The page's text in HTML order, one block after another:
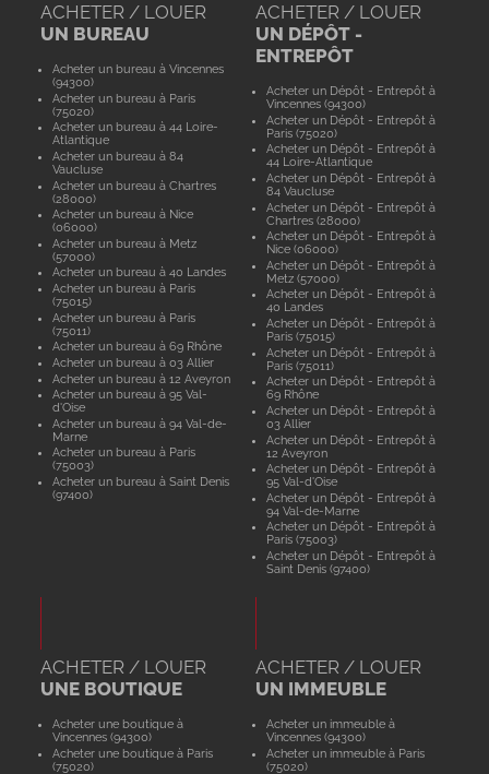
ACHETER / LOUER
UN BUREAU
Acheter un bureau à Vincennes
(94300)
Acheter un bureau à Paris
(75020)
Acheter un bureau à 44 Loire-
Atlantique
Acheter un bureau à 84
Vaucluse
Acheter un bureau à Chartres
(28000)
Acheter un bureau à Nice
(06000)
Acheter un bureau à Metz
(57000)
Acheter un bureau à 40 Landes
Acheter un bureau à Paris
(75015)
Acheter un bureau à Paris
(75011)
Acheter un bureau à 69 Rhône
Acheter un bureau à 03 Allier
Acheter un bureau à 12 Aveyron
Acheter un bureau à 95 Val-
d'Oise
Acheter un bureau à 94 Val-de-
Marne
Acheter un bureau à Paris
(75003)
Acheter un bureau à Saint Denis
(97400)
ACHETER / LOUER
UN DÉPÔT -
ENTREPÔT
Acheter un Dépôt - Entrepôt à
Vincennes (94300)
Acheter un Dépôt - Entrepôt à
Paris (75020)
Acheter un Dépôt - Entrepôt à
44 Loire-Atlantique
Acheter un Dépôt - Entrepôt à
84 Vaucluse
Acheter un Dépôt - Entrepôt à
Chartres (28000)
Acheter un Dépôt - Entrepôt à
Nice (06000)
Acheter un Dépôt - Entrepôt à
Metz (57000)
Acheter un Dépôt - Entrepôt à
40 Landes
Acheter un Dépôt - Entrepôt à
Paris (75015)
Acheter un Dépôt - Entrepôt à
Paris (75011)
Acheter un Dépôt - Entrepôt à
69 Rhône
Acheter un Dépôt - Entrepôt à
03 Allier
Acheter un Dépôt - Entrepôt à
12 Aveyron
Acheter un Dépôt - Entrepôt à
95 Val-d'Oise
Acheter un Dépôt - Entrepôt à
94 Val-de-Marne
Acheter un Dépôt - Entrepôt à
Paris (75003)
Acheter un Dépôt - Entrepôt à
Saint Denis (97400)
ACHETER / LOUER
UNE BOUTIQUE
Acheter une boutique à
Vincennes (94300)
Acheter une boutique à Paris
(75020)
ACHETER / LOUER
UN IMMEUBLE
Acheter un immeuble à
Vincennes (94300)
Acheter un immeuble à Paris
(75020)